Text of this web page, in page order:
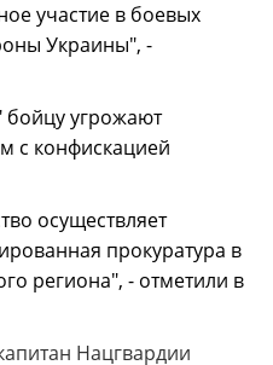
участие в боевых
Украины", -
угрожают
с конфискацией
осуществляет
прокуратура в
региона", - отметили в
Нацгвардии